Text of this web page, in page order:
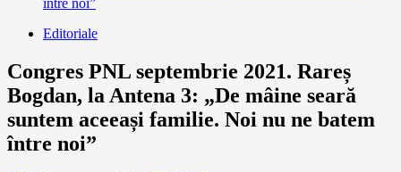
între noi”
Editoriale
Congres PNL septembrie 2021. Rareș
Bogdan, la Antena 3: „De mâine seară
suntem aceeași familie. Noi nu ne batem
între noi”